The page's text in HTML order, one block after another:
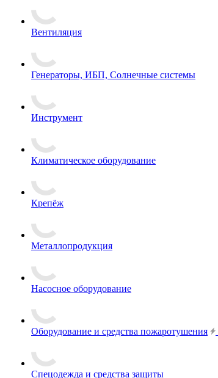
Вентиляция
Генераторы, ИБП, Солнечные системы
Инструмент
Климатическое оборудование
Крепёж
Металлопродукция
Насосное оборудование
Оборудование и средства пожаротушения
Спецодежда и средства защиты